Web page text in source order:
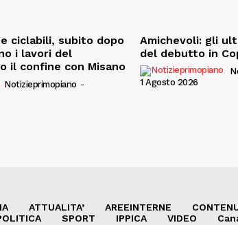
ciclabili, subito dopo
i lavori del
il confine con Misano
Notizieprimopiano -
Amichevoli: gli
del debutto in
1 Agosto 2026
ATTUALITA’ AREEINTERNE
SPORT IPPICA VIDEO